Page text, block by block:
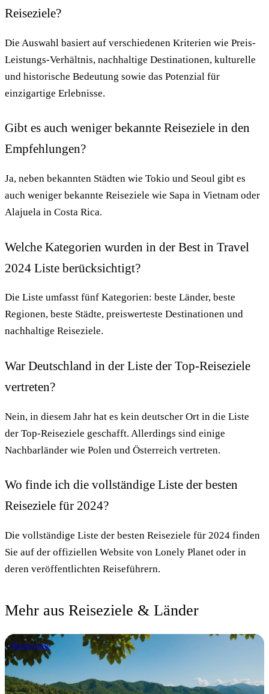
Reiseziele?
Die Auswahl basiert auf verschiedenen Kriterien wie Preis-
Leistungs-Verhältnis, nachhaltige Destinationen, kulturelle
und historische Bedeutung sowie das Potenzial für
einzigartige Erlebnisse.
Gibt es auch weniger bekannte Reiseziele in den
Empfehlungen?
Ja, neben bekannten Städten wie Tokio und Seoul gibt es
auch weniger bekannte Reiseziele wie Sapa in Vietnam oder
Alajuela in Costa Rica.
Welche Kategorien wurden in der Best in Travel
2024 Liste berücksichtigt?
Die Liste umfasst fünf Kategorien: beste Länder, beste
Regionen, beste Städte, preiswerteste Destinationen und
nachhaltige Reiseziele.
War Deutschland in der Liste der Top-Reiseziele
vertreten?
Nein, in diesem Jahr hat es kein deutscher Ort in die Liste
der Top-Reiseziele geschafft. Allerdings sind einige
Nachbarländer wie Polen und Österreich vertreten.
Wo finde ich die vollständige Liste der besten
Reiseziele für 2024?
Die vollständige Liste der besten Reiseziele für 2024 finden
Sie auf der offiziellen Website von Lonely Planet oder in
deren veröffentlichten Reiseführern.
Mehr aus Reiseziele & Länder
Reiseziele